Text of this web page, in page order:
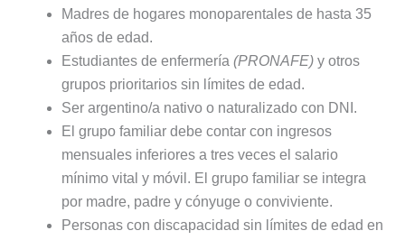
Madres de hogares monoparentales de hasta 35
años de edad.
Estudiantes de enfermería (PRONAFE) y otros
grupos prioritarios sin límites de edad.
Ser argentino/a nativo o naturalizado con DNI.
El grupo familiar debe contar con ingresos
mensuales inferiores a tres veces el salario
mínimo vital y móvil. El grupo familiar se integra
por madre, padre y cónyuge o conviviente.
Personas con discapacidad sin límites de edad en